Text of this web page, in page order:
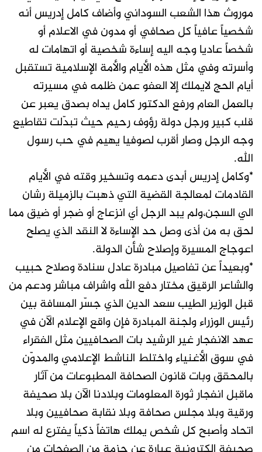
موروث هذا الشعب السوداني وأضاف كامل إدريس أنه
شخصياً عافياً كل صحافي أو مدون في الاعلام أو
شخصاً عاديا وجه اليه إساءة شخصية أو اتهامات له
وأسرته وفي مثل هذه الأيام والأمة الإسلامية تستقبل
أيام الحج لايملك إلا العفو عمن ظلمه في مسيرته
بالعمل العام ورفع الدكتور كامل يداه بصدق يعبر عن
قلب كبير ورجل دولة رؤوف رحيم حيث تبدّلت تقاطيع
وجه الرجل وصار أقرب لصوفيا يهيم في حب رسول
الله.
*وكامل إدريس أبدى دعمه وتسخير وقته في الأيام
القادمات لمعالجة القضية التي ذهبت بالزميلة رشان
الي السجن،ولم يبد الرجل أي انزعاج أو ضجر أو ضيق مما
لحق به من أذى وصل حد الإساءة لا النقد الذي يصلح
اعوجاج المسيرة وإصلاح شأن الدولة.
*وبعيداً عن تفاصيل مبادرة عادل سنادة وصلاح حبيب
والشاعر الرقيق مختار دفع الله واشراف مباشر ودعم من
قبل الوزير الطيب سعد الدين الذي جسّر المسافة بين
رئيس الوزراء ولجنة المبادرة فإن واقع الإعلام الآن في
عهد الانفجار غير الرشيد بات الصحافيين مثل الفقراء
في سوق الأغنياء واختلط الناشط الإعلامي والمدوّن
بالمحقق وبات قانون الصحافة المطبوعات من آثار
ماقبل انفجار ثورة المعلومات وبلادنا الآن بلا صحيفة
ورقية وبلا مجلس صحافة وبلا نقابة صحافيين وبلا
اتحاد وأصبح كل شخص يملك هاتفاً ذكياً يفترع له اسم